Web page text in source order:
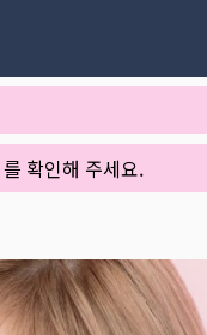
를 확인해 주세요.